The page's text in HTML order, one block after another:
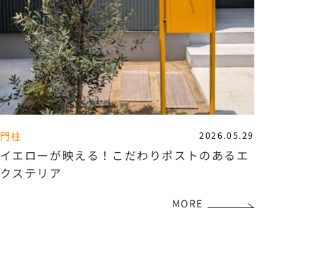
門柱 2026.05.29
イエローが映える！こだわりポストのあるエ
クステリア
MORE